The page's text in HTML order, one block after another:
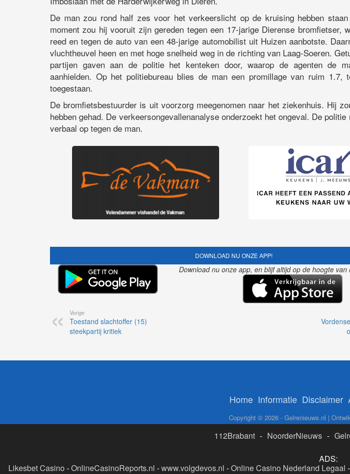
De man zou rond half zes voor het verkeerslicht op de kruising hebben
moment zou hij vooruit zijn gereden tegen een 17-jarige Dierense bromfietser,
reed en tegen de auto van een 48-jarige automobilist uit Huizen aanbotste.
vluchtheuvel heen en met hoge snelheid weg in de richting van Laag-Soeren.
partijen gaven aan de politie het kenteken door, waarop de agenten de
aanhielden. Op het politiebureau blies de man een promillage van ruim 1.7,
toegestaan.
De bromfietsbestuurder is uit voorzorg meegenomen naar het ziekenhuis. Hij
hebben gehad. De verkeersongevallenanalyse onderzoekt het ongeval. De
verbaal op tegen de man.
DOWNLOAD NU ONZE APP!
Download nu onze app, en blijf altijd op de hoogte van
Vorige
Toestand slachtoffer (15)
steekpartij kritiek
Home Informatie Disclaimer
Copyright © 2026 - Gelrenieuws.nl |
112Brabant - NoorderNieuws -
ADS:
Likesbet Casino -OnlineCasinoReports.nl -www.volgdevos.nl -Online Casino Nederland Legaal -